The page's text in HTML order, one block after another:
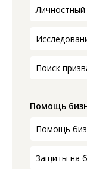
Личностный
Поиск
Помощь
Помощь
Защиты на